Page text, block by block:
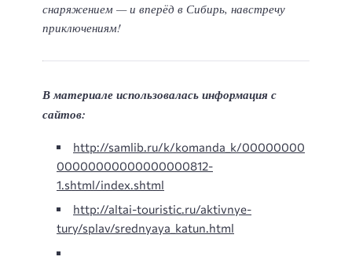
снаряжением — и вперёд в Сибирь, навстречу
приключениям!
В материале использовалась информация с
сайтов:
http://samlib.ru/k/komanda_k/00000000
00000000000000000812-
1.shtml/index.shtml
http://altai-touristic.ru/aktivnye-
tury/splav/srednyaya_katun.html